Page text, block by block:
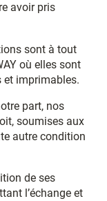
avoir pris
sont à tout
où elles sont
et imprimables.
part, nos
soumises aux
autre condition
de ses
l’échange et